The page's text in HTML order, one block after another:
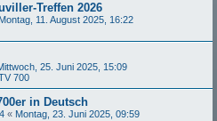
Treffen 2026
Montag, 11. August 2025, 16:22
25. Juni 2025, 15:09
700
in Deutsch
« Montag, 23. Juni 2025, 09:59